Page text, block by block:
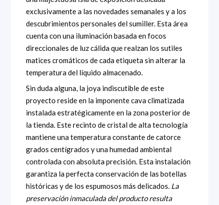
exclusivamente a las novedades semanales y a los
descubrimientos personales del sumiller. Esta área
cuenta con una iluminación basada en focos
direccionales de luz cálida que realzan los sutiles
matices cromáticos de cada etiqueta sin alterar la
temperatura del líquido almacenado.
Sin duda alguna, la joya indiscutible de este
proyecto reside en la imponente cava climatizada
instalada estratégicamente en la zona posterior de
la tienda. Este recinto de cristal de alta tecnología
mantiene una temperatura constante de catorce
grados centígrados y una humedad ambiental
controlada con absoluta precisión. Esta instalación
garantiza la perfecta conservación de las botellas
históricas y de los espumosos más delicados. La
preservación inmaculada del producto resulta